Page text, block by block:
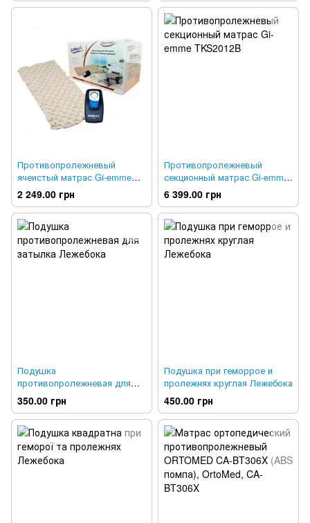
Противопролежневый
ячеистый матрас Gi-emme
CODICE 5 GMA.5 + GM3300/T
2 249.00 грн
Противопролежневый
секционный матрас Gi-emme
TKS2012B
6 399.00 грн
Подушка
противопролежневая для
затылка Лежебока
350.00 грн
Подушка при геморрое и
пролежнях круглая Лежебока
450.00 грн